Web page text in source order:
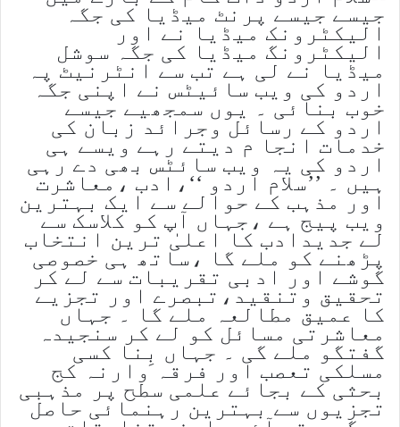
جیسے جیسے پرنٹ میڈیا کی جگہ
الیکٹرونک میڈیا نے اور
الیکٹرونگ میڈیا کی جگہ سوشل
میڈیا نے لی ہے تب سے انٹرنیٹ پہ
اردو کی ویب سائیٹس نے اپنی جگہ
خوب بنائی ۔ یوں سمجھیے جیسے
اردو کے رسائل وجرائد زبان کی
خدمات انجا م دیتے رہے ویسے ہی
اردو کی یہ ویب سائٹس بھی دے رہی
ہیں ۔ ’’سلام اردو ‘‘،ادب ،معاشرت
اور مذہب کے حوالے سے ایک بہترین
ویب پیج ہے ،جہاں آپ کو کلاسک سے
لے جدیدادب کا اعلیٰ ترین انتخاب
پڑھنے کو ملے گا ،ساتھ ہی خصوصی
گوشے اور ادبی تقریبات سے لے کر
تحقیق وتنقید،تبصرے اور تجزیے
کا عمیق مطالعہ ملے گا ۔ جہاں
معاشرتی مسائل کو لے کر سنجیدہ
گفتگو ملے گی ۔ جہاں بِنا کسی
مسلکی تعصب اور فرقہ وارنہ کج
بحثی کے بجائے علمی سطح پر مذہبی
تجزیوں سے بہترین رہنمائی حاصل